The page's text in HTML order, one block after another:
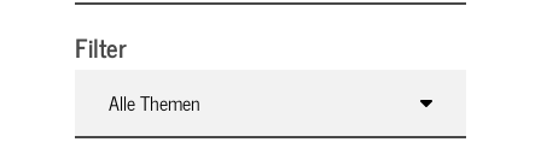
Filter
Alle Themen